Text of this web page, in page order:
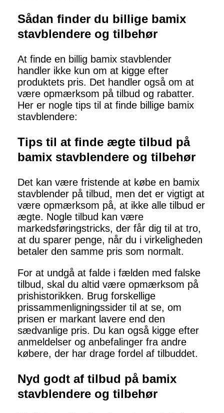
Sådan finder du billige bamix
stavblendere og tilbehør
At finde en billig bamix stavblender
handler ikke kun om at kigge efter
produktets pris. Det handler også om at
være opmærksom på tilbud og rabatter.
Her er nogle tips til at finde billige bamix
stavblendere:
Tips til at finde ægte tilbud på
bamix stavblendere og tilbehør
Det kan være fristende at købe en bamix
stavblender på tilbud, men det er vigtigt at
være opmærksom på, at ikke alle tilbud er
ægte. Nogle tilbud kan være
markedsføringstricks, der får dig til at tro,
at du sparer penge, når du i virkeligheden
betaler den samme pris som normalt.
For at undgå at falde i fælden med falske
tilbud, skal du altid være opmærksom på
prishistorikken. Brug forskellige
prissammenligningssider til at se, om
prisen er markant lavere end den
sædvanlige pris. Du kan også kigge efter
anmeldelser og anbefalinger fra andre
købere, der har drage fordel af tilbuddet.
Nyd godt af tilbud på bamix
stavblendere og tilbehør